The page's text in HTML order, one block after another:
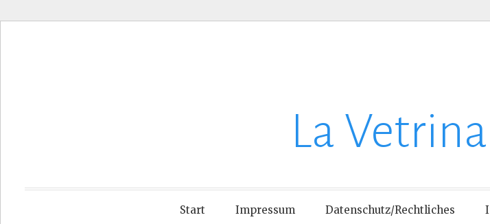
La
Start Impressum Datenschutz/Rechtliches